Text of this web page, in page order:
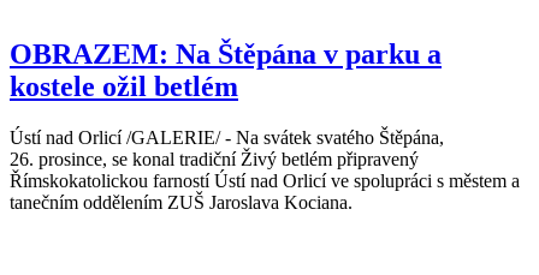
OBRAZEM: Na Štěpána v parku a
kostele ožil betlém
Ústí nad Orlicí /GALERIE/ - Na svátek svatého Štěpána,
26. prosince, se konal tradiční Živý betlém připravený
Římskokatolickou farností Ústí nad Orlicí ve spolupráci s městem a
tanečním oddělením ZUŠ Jaroslava Kociana.